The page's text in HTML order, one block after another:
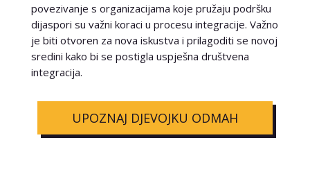
povezivanje s organizacijama koje pružaju podršku
dijaspori su važni koraci u procesu integracije. Važno
je biti otvoren za nova iskustva i prilagoditi se novoj
sredini kako bi se postigla uspješna društvena
integracija.
UPOZNAJ DJEVOJKU ODMAH